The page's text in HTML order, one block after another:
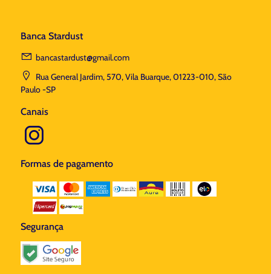
Banca Stardust
bancastardust@gmail.com
Rua General Jardim, 570, Vila Buarque, 01223-010, São
Paulo -SP
Canais
Formas de pagamento
Segurança